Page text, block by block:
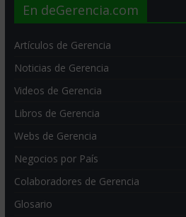
En deGerencia.com
Artículos de Gerencia
Noticias de Gerencia
Videos de Gerencia
Libros de Gerencia
Webs de Gerencia
Negocios por País
Colaboradores de Gerencia
Glosario